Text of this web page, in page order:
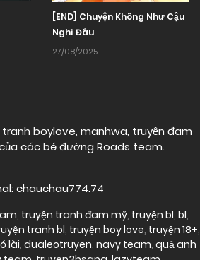
[END] Chuyện Không Như Cậu
Nghĩ Đâu
27/08/2025
boylove, manhwa, truyện đam
các bé đường Roads team.
chauchau774.74
, truyện tranh đam mỹ, truyện bl, bl,
tranh bl, truyện boy love, truyện 18+,
lài, dualeotruyen, navy team, quả anh